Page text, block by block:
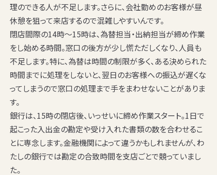
理のできる人が不足します。さらに、会社勤めのお客様が昼
休憩を狙って来店するので混雑しやすいんです。
閉店間際の14時～15時は、為替担当・出納担当が締め作業
をし始める時間。窓口の後方が少し慌ただしくなり、人員も
不足します。特に、為替は時間の制限が多く、ある決められた
時間までに処理をしないと、翌日のお客様への振込が遅くな
ってしまうので窓口の処理まで手をまわせないことがありま
す。
銀行は、15時の閉店後、いっせいに締め作業スタート。1日で
起こった入出金の勘定や受け入れた書類の数を合わせるこ
とに専念します。金融機関によって違うかもしれませんが、わ
たしの銀行では勘定の合致時間を支店ごとで競っていまし
た。